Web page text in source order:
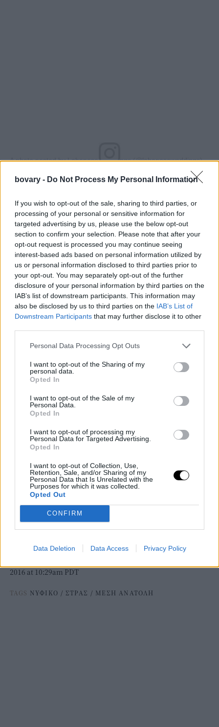
bovary - Do Not Process My Personal Information
If you wish to opt-out of the sale, sharing to third parties, or
processing of your personal or sensitive information for
targeted advertising by us, please use the below opt-out
section to confirm your selection. Please note that after your
opt-out request is processed you may continue seeing
interest-based ads based on personal information utilized by
us or personal information disclosed to third parties prior to
your opt-out. You may separately opt-out of the further
disclosure of your personal information by third parties on the
IAB’s list of downstream participants. This information may
also be disclosed by us to third parties on the IAB’s List of
Downstream Participants that may further disclose it to other
Personal Data Processing Opt Outs
I want to opt-out of the Sharing of my
personal data.
Opted In
I want to opt-out of the Sale of my
Personal Data.
Opted In
I want to opt-out of processing my
Personal Data for Targeted Advertising.
Opted In
I want to opt-out of Collection, Use,
Retention, Sale, and/or Sharing of my
Personal Data that Is Unrelated with the
Purposes for which it was collected.
Opted Out
CONFIRM
Data Deletion Data Access Privacy Policy
A photo posted by Lebanese Weddings (@lebaneseweddings)
Αν και πολλές θα το έβρισκαν υπερβολικό, η ίδια γέμισε όλο το
κοσμήματα.
A photo posted by Kylie cosmetics now available
(@lillylashes.uae)on Aug 4, 2016 at 7:05am PDT
Συνδυάζοντάς το με μία το ίδιο αστραφτερή τιάρα, η Βόλει
άλλαξε το χρώμα του νυφικού της από λευκό σε bronze, ενώ τα
statement σκουλαρίκια και το περιδέραιο στο λαιμό την έκαναν
να είναι η πιο λαμπερή νύφη που έχουμε δει ποτέ.
A photo posted by Eventna (@eventna.international)on Jul 31,
2016 at 1:10pm PDT
επιβλητικά λαμπερά φορέματα.
2016 at 10:29am PDT
TAGS ΝΥΦΙΚΟ / ΣΤΡΑΣ / ΜΕΣΗ ΑΝΑΤΟΛΗ